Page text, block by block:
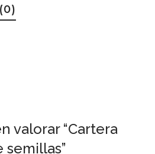
valorar “Cartera